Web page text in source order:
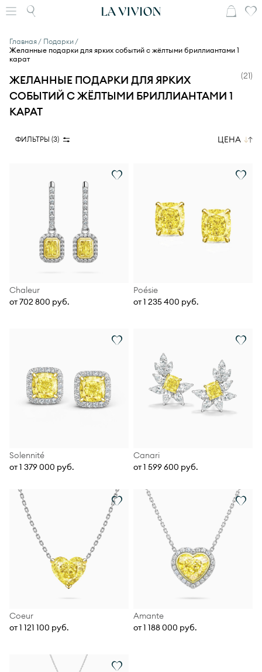
Главная
Подарки
Желанные подарки для ярких событий с жёлтыми бриллиантами 1
карат
ЖЕЛАННЫЕ ПОДАРКИ ДЛЯ ЯРКИХ
СОБЫТИЙ С ЖЁЛТЫМИ БРИЛЛИАНТАМИ 1
КАРАТ
(21)
ФИЛЬТРЫ (3) ЦЕНА
Chaleur
от 702 800 руб.
Poésie
от 1 235 400 руб.
Solennité
от 1 379 000 руб.
Canari
от 1 599 600 руб.
Coeur
от 1 121 100 руб.
Amante
от 1 188 000 руб.